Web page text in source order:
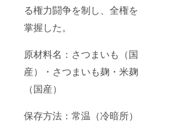
る権力闘争を制し、全権を
掌握した。
原材料名：さつまいも（国
産）・さつまいも麹・米麹
（国産）
保存方法：常温（冷暗所）